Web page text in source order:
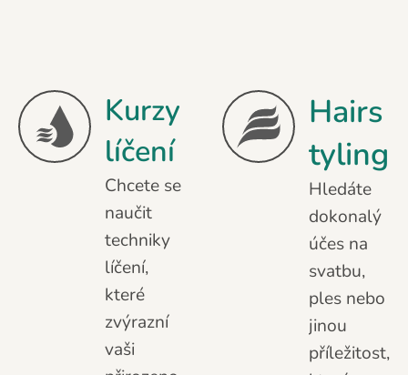
Kurzy
líčení
Chcete se
naučit
techniky
líčení,
které
zvýrazní
vaši
Hairs
tyling
Hledáte
dokonalý
účes na
svatbu,
ples nebo
jinou
příležitost,